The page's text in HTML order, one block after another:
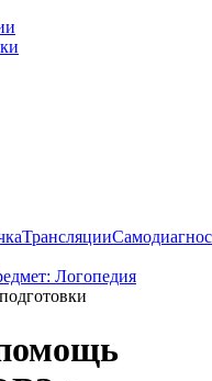
Трансляции
Логопедия